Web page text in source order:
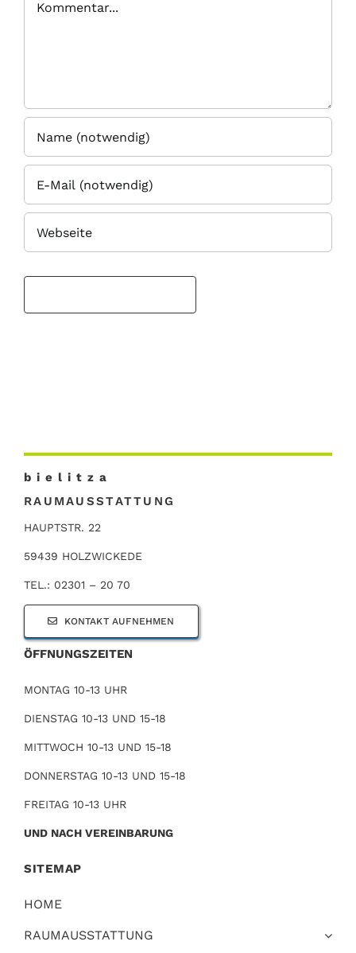
b i e l i t z a
RAUMAUSSTATTUNG
HAUPTSTR. 22
59439 HOLZWICKEDE
TEL.: 02301 – 20 70
KONTAKT AUFNEHMEN
ÖFFNUNGSZEITEN
MONTAG 10-13 UHR
DIENSTAG 10-13 UND 15-18
MITTWOCH 10-13 UND 15-18
DONNERSTAG 10-13 UND 15-18
FREITAG 10-13 UHR
UND NACH VEREINBARUNG
SITEMAP
HOME
RAUMAUSSTATTUNG